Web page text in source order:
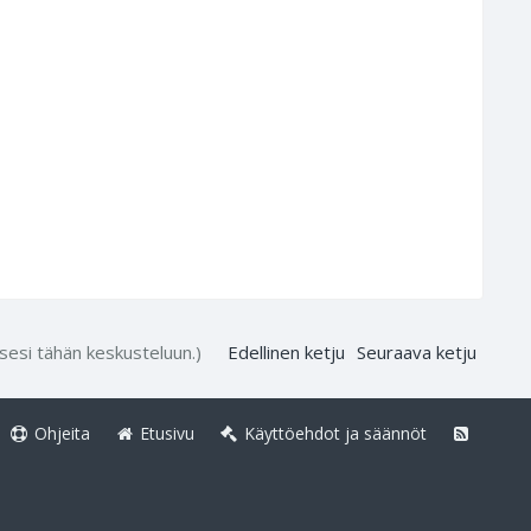
Edellinen ketju Seuraava ketju
tähän keskusteluun.)
Ohjeita Etusivu Käyttöehdot ja säännöt